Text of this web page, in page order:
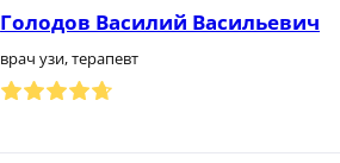
Голодов Василий Васильевич
врач узи, терапевт